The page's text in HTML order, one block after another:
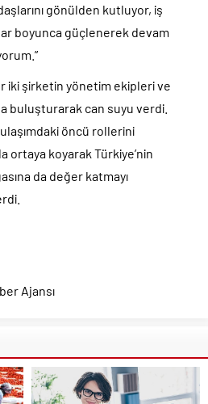
gönülden kutluyor, iş
boyunca güçlenerek devam
iki şirketin yönetim ekipleri ve
buluşturarak can suyu verdi.
öncü rollerini
ortaya koyarak Türkiye’nin
da değer katmayı
Ajansı